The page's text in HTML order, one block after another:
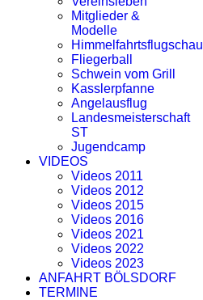
Mitglieder &
Modelle
Himmelfahrtsflugschau
Fliegerball
Schwein vom Grill
Kasslerpfanne
Angelausflug
Landesmeisterschaft
ST
Jugendcamp
VIDEOS
Videos 2011
Videos 2012
Videos 2015
Videos 2016
Videos 2021
Videos 2022
Videos 2023
ANFAHRT BÖLSDORF
TERMINE